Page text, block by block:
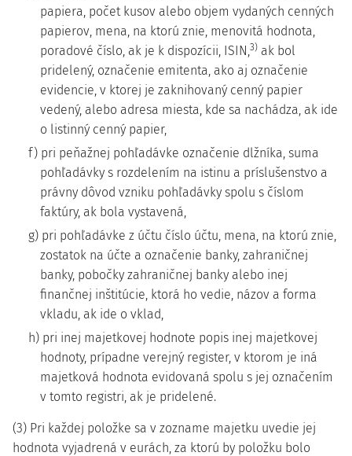
papiera, počet kusov alebo objem vydaných cenných
papierov, mena, na ktorú znie, menovitá hodnota,
poradové číslo, ak je k dispozícii, ISIN,3) ak bol
pridelený, označenie emitenta, ako aj označenie
evidencie, v ktorej je zaknihovaný cenný papier
vedený, alebo adresa miesta, kde sa nachádza, ak ide
o listinný cenný papier,
f) pri peňažnej pohľadávke označenie dlžníka, suma
pohľadávky s rozdelením na istinu a príslušenstvo a
právny dôvod vzniku pohľadávky spolu s číslom
faktúry, ak bola vystavená,
g) pri pohľadávke z účtu číslo účtu, mena, na ktorú znie,
zostatok na účte a označenie banky, zahraničnej
banky, pobočky zahraničnej banky alebo inej
finančnej inštitúcie, ktorá ho vedie, názov a forma
vkladu, ak ide o vklad,
h) pri inej majetkovej hodnote popis inej majetkovej
hodnoty, prípadne verejný register, v ktorom je iná
majetková hodnota evidovaná spolu s jej označením
v tomto registri, ak je pridelené.
(3) Pri každej položke sa v zozname majetku uvedie jej
hodnota vyjadrená v eurách, za ktorú by položku bolo